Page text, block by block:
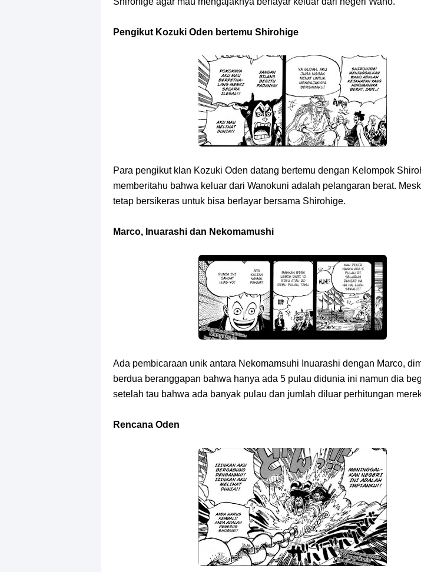
Cara Pindahkan WA Dari Android Ke Iphone, Sangat Gampang Untuk Kamu
Pengikut Kozuki Oden bertemu Shirohige
Para pengikut klan Kozuki Oden datang bertemu dengan Kelompok
memberitahu bahwa keluar dari Wanokuni adalah pelangaran berat.
tetap bersikeras untuk bisa berlayar bersama Shirohige.
Marco, Inuarashi dan Nekomamushi
Ada pembicaraan unik antara Nekomamsuhi Inuarashi dengan Marco,
berdua beranggapan bahwa hanya ada 5 pulau didunia ini namun dia
setelah tau bahwa ada banyak pulau dan jumlah diluar perhitungan
Rencana Oden